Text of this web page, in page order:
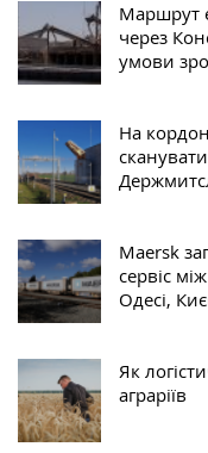
Маршрут
через
умови
На
Maersk
сервіс
Одесі,
Як
аграріїв